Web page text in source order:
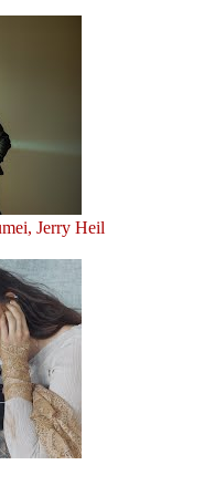
Jerry Heil